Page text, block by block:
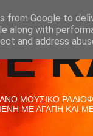
ΜΟΥΣΙΚΟ
ΜΕ ΑΓΑΠΗ ΚΑΙ
from Google to
along with
and address